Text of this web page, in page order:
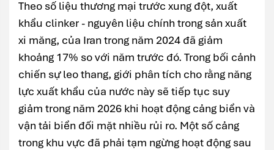
Theo số liệu thương mại trước xung đột, xuất
khẩu clinker - nguyên liệu chính trong sản xuất
xi măng, của Iran trong năm 2024 đã giảm
khoảng 17% so với năm trước đó. Trong bối cảnh
chiến sự leo thang, giới phân tích cho rằng năng
lực xuất khẩu của nước này sẽ tiếp tục suy
giảm trong năm 2026 khi hoạt động cảng biển và
vận tải biển đối mặt nhiều rủi ro. Một số cảng
trong khu vực đã phải tạm ngừng hoạt động sau